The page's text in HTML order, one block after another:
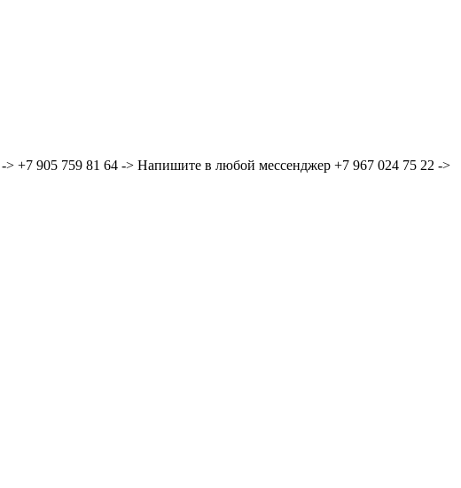
+7 905 759 81 64 -> Напишите в любой мессенджер +7 967 024 75 22 ->